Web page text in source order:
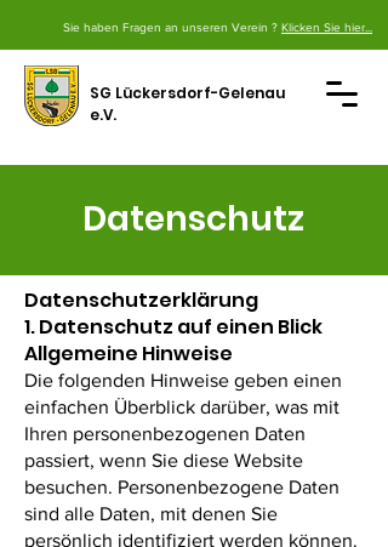
SG Lückersdorf-Gelenau
e.V.
Sie haben Fragen an unseren Verein ? Klicken Sie hier...
Datenschutz
Datenschutz­erklärung
1. Datenschutz auf einen Blick
Allgemeine Hinweise
Die folgenden Hinweise geben einen
einfachen Überblick darüber, was mit
Ihren personenbezogenen Daten
passiert, wenn Sie diese Website
besuchen. Personenbezogene Daten
sind alle Daten, mit denen Sie
persönlich identifiziert werden können.